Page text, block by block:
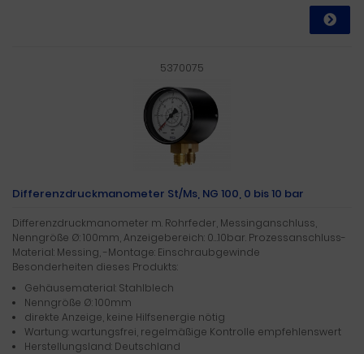
5370075
Differenzdruckmanometer St/Ms, NG 100, 0 bis 10 bar
Differenzdruckmanometer m. Rohrfeder, Messinganschluss,
Nenngröße Ø: 100mm, Anzeigebereich: 0…10bar. Prozessanschluss-
Material: Messing, -Montage: Einschraubgewinde
Besonderheiten dieses Produkts:
Gehäusematerial: Stahlblech
Nenngröße Ø: 100mm
direkte Anzeige, keine Hilfsenergie nötig
Wartung: wartungsfrei, regelmäßige Kontrolle empfehlenswert
Herstellungsland: Deutschland